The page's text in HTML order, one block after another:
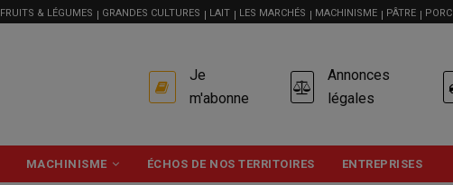
FRUITS & LÉGUMES GRANDES CULTURES LAIT LES MARCHÉS MACHINISME PÂTRE PORC
USER
ACCOUNT
MENU
Je
m'abonne
Annonces
légales
MACHINISME ÉCHOS DE NOS TERRITOIRES ENTREPRISES